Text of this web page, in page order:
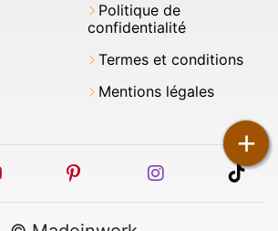
+
Politique de
confidentialité
Termes et conditions
Mentions légales
youtube pinterest instagram